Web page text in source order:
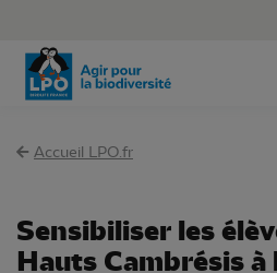
Accueil LPO.fr
Sensibiliser les
Hauts Cambrésis